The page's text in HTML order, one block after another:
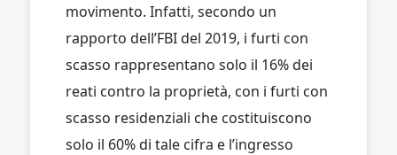
movimento. Infatti, secondo un
rapporto dell’FBI del 2019, i furti con
scasso rappresentano solo il 16% dei
reati contro la proprietà, con i furti con
scasso residenziali che costituiscono
solo il 60% di tale cifra e l’ingresso